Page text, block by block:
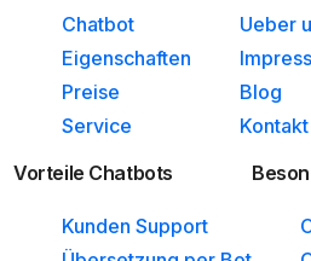
Chatbot
Eigenschaften
Preise
Service
Ueber
Blog
Kontakt
Vorteile Chatbots
Kunden Support